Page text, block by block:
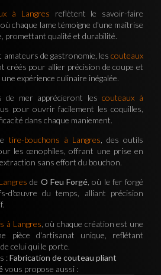
à Langres reflètent le savoir-faire
, où chaque lame témoigne d'une maîtrise
promettant qualité et durabilité.
amateurs de gastronomie, les couteaux
créés pour allier précision de coupe et
expérience culinaire inégalée.
de mer apprécieront lescouteaux à
pour ouvrir facilement les coquilles,
dans chaque maniement.
tire-bouchons à Langres , des outils
les œnophiles, offrant une prise en
sans effort du bouchon.
de O Feu Forgé , où le fer forgé
d'œuvre du temps, alliant précision
à Langres , où chaque création est une
pièce d'artisanat unique, reflétant
celui qui le porte.
:Fabrication de couteau pliant
vous propose aussi :